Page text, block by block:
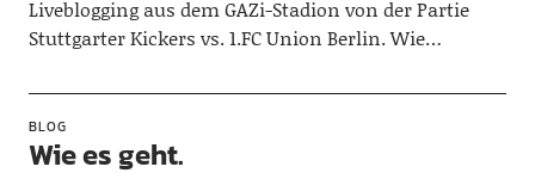
Liveblogging aus dem GAZi-Stadion von der Partie
Stuttgarter Kickers vs. 1.FC Union Berlin. Wie…
BLOG
Wie es geht.